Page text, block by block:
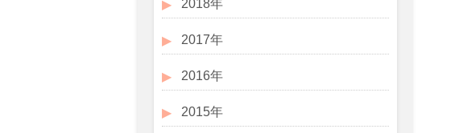
2018年
2017年
2016年
2015年